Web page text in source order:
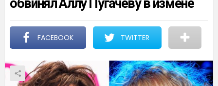
FACEBOOK TWITTER